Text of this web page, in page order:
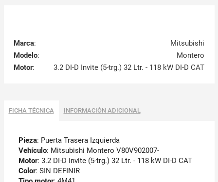
Marca:
Mitsubishi
Modelo:
Montero
Motor: 3.2 DI-D Invite (5-trg.) 32 Ltr. - 118 kW DI-D CAT
FICHA TÉCNICA INFORMACIÓN ADICIONAL
Pieza: Puerta Trasera Izquierda
Vehículo: Mitsubishi Montero V80V902007-
Motor: 3.2 DI-D Invite (5-trg.) 32 Ltr. - 118 kW DI-D CAT
Color: SIN DEFINIR